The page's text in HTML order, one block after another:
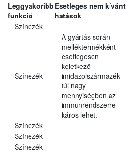
Leggyakoribb
funkció
Esetleges nem kívánt
hatások
Színezék
Színezék
A gyártás során
melléktermékként
esetlegesen
keletkező
imidazolszármazék
túl nagy
mennyiségben az
immunrendszerre
káros lehet.
Színezék
Színezék
Színezék